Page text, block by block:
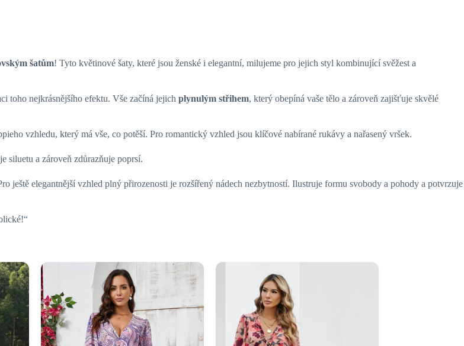
šatům! Tyto květinové šaty, které jsou ženské i elegantní, milujeme pro jejich styl kombinující svěžest a
toho nejkrásnějšího efektu. Vše začíná jejich plynulým střihem, který obepíná vaše tělo a zároveň zajišťuje skvělé
vzhledu, který má vše, co potěší. Pro romantický vzhled jsou klíčové nabírané rukávy a nařasený vršek.
siluetu a zároveň zdůrazňuje poprsí.
ještě elegantnější vzhled plný přirozenosti je rozšířený nádech nezbytností. Ilustruje formu svobody a pohody a potvrzuje